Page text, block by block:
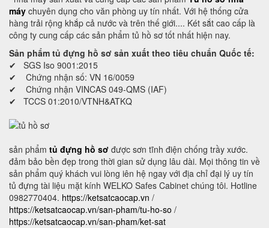
máy chuyên dụng cho văn phòng uy tín nhất. Với hệ thống cửa
hàng trải rộng khắp cả nước và trên thế giới.... Két sắt cao cấp là
công ty cung cấp các sản phẩm tủ hồ sơ tốt nhất hiện nay.
Sản phẩm tủ đựng hồ sơ sản xuất theo tiêu chuẩn Quốc tế:
✔ SGS Iso 9001:2015
✔ Chứng nhận số: VN 16/0059
✔ Chứng nhận VINCAS 049-QMS (IAF)
✔ TCCS 01:2010/VTNH&ATKQ
sản phẩm tủ đựng hồ sơ được sơn tĩnh điện chống trầy xước.
đảm bảo bền đẹp trong thời gian sử dụng lâu dài. Mọi thông tin về
sản phẩm quý khách vui lòng iên hệ ngay với địa chỉ đại lý uy tín
tủ đựng tài liệu mặt kính WELKO Safes Cabinet chúng tôi. Hotline
0982770404. https://ketsatcaocap.vn /
https://ketsatcaocap.vn/san-pham/tu-ho-so /
https://ketsatcaocap.vn/san-pham/ket-sat